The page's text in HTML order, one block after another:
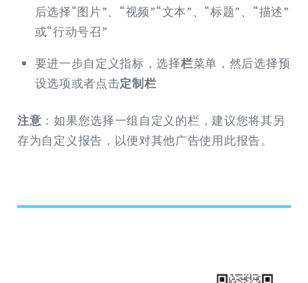
后选择“图片”、“视频”“文本”、“标题”、“描述”
或“行动号召”
要进一步自定义指标，选择栏菜单，然后选择预
设选项或者点击定制栏
注意 ：如果您选择一组自定义的栏，建议您将其另
存为自定义报告，以便对其他广告使用此报告。